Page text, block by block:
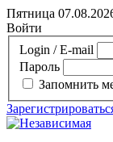
Пятница
Войти
Login / E-mail
Пароль
Запомнить